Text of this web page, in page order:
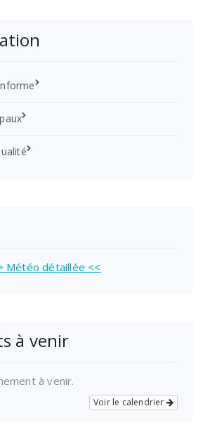
Météo détaillée <<
à venir
à venir.
Voir le calendrier